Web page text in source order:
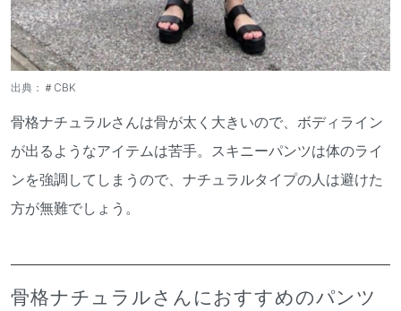
出典： ＃CBK
骨格ナチュラルさんは骨が太く大きいので、ボディライン
が出るようなアイテムは苦手。スキニーパンツは体のライ
ンを強調してしまうので、ナチュラルタイプの人は避けた
方が無難でしょう。
骨格ナチュラルさんにおすすめのパンツ